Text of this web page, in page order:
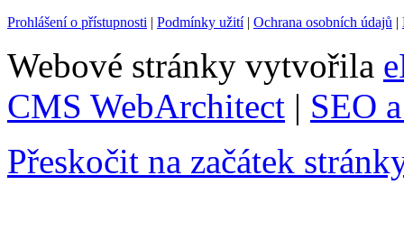
Prohlášení o přístupnosti | Podmínky užití| Ochrana osobních údajů |
Webové stránky vytvořila
CMS WebArchitect | SEO
Přeskočit na začátek